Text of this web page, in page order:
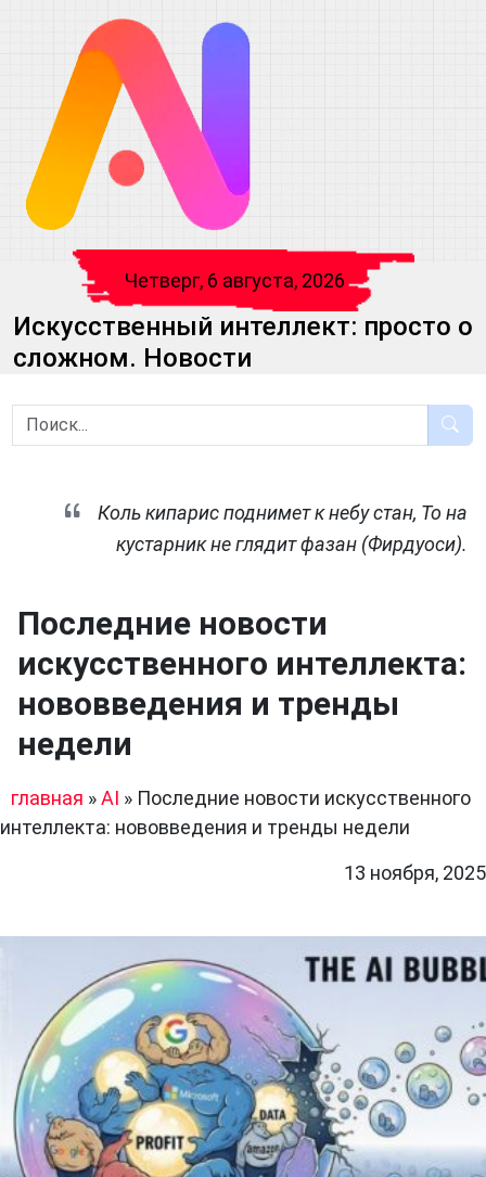
Четверг, 6 августа, 2026
Искусственный интеллект: просто о
сложном. Новости
Коль кипарис поднимет к небу стан, То на
кустарник не глядит фазан (Фирдуоси).
Последние новости
искусственного интеллекта:
нововведения и тренды
недели
главная »AI » Последние новости искусственного
интеллекта: нововведения и тренды недели
13 ноября, 2025